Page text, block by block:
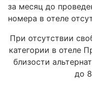
за месяц до
номера в отеле
При отсутствии
категории в отеле
близости
до